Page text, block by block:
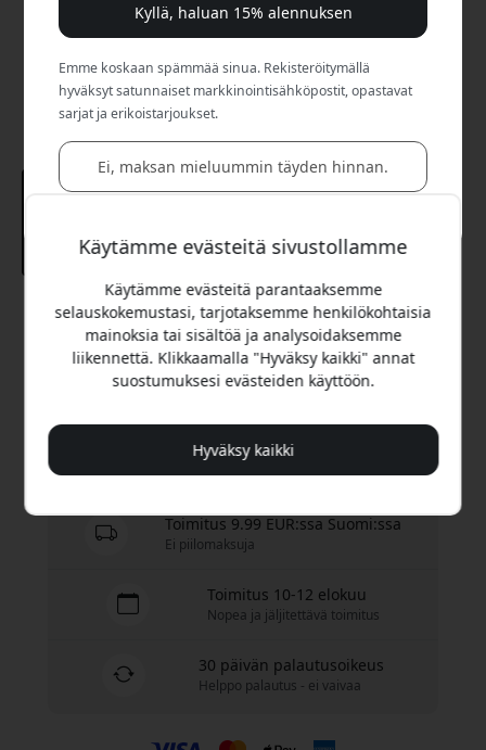
Suositeltava hinta
29.95 EUR
Varastossa - valmiina lähetettäväksi
Toimitus 9.99 EUR:ssa Suomi:ssa
Ei piilomaksuja
Toimitus 10-12 elokuu
Nopea ja jäljitettävä toimitus
30 päivän palautusoikeus
Helppo palautus - ei vaivaa
Käytämme evästeitä sivustollamme
Käytämme evästeitä parantaaksemme
selauskokemustasi, tarjotaksemme henkilökohtaisia
mainoksia tai sisältöä ja analysoidaksemme
liikennettä. Klikkaamalla "Hyväksy kaikki" annat
suostumuksesi evästeiden käyttöön.
Hyväksy kaikki
Kyllä, haluan 15% alennuksen
Emme koskaan spämmää sinua. Rekisteröitymällä
hyväksyt satunnaiset markkinointisähköpostit, opastavat
sarjat ja erikoistarjoukset.
Ei, maksan mieluummin täyden hinnan.